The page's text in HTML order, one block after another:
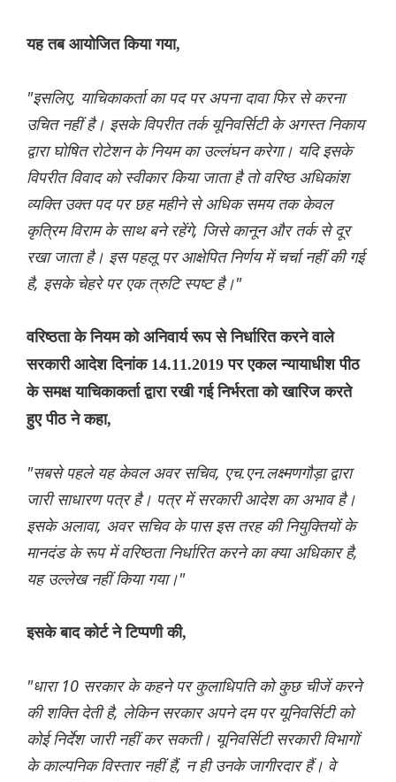
यह तब आयोजित किया गया,
"इसलिए, याचिकाकर्ता का पद पर अपना दावा फिर से करना
उचित नहीं है। इसके विपरीत तर्क यूनिवर्सिटी के अगस्त निकाय
द्वारा घोषित रोटेशन के नियम का उल्लंघन करेगा। यदि इसके
विपरीत विवाद को स्वीकार किया जाता है तो वरिष्ठ अधिकांश
व्यक्ति उक्त पद पर छह महीने से अधिक समय तक केवल
कृत्रिम विराम के साथ बने रहेंगे, जिसे कानून और तर्क से दूर
रखा जाता है। इस पहलू पर आक्षेपित निर्णय में चर्चा नहीं की गई
है, इसके चेहरे पर एक त्रुटि स्पष्ट है।"
वरिष्ठता के नियम को अनिवार्य रूप से निर्धारित करने वाले
सरकारी आदेश दिनांक 14.11.2019 पर एकल न्यायाधीश पीठ
के समक्ष याचिकाकर्ता द्वारा रखी गई निर्भरता को खारिज करते
हुए पीठ ने कहा,
"सबसे पहले यह केवल अवर सचिव, एच.एन.लक्ष्मणगौड़ा द्वारा
जारी साधारण पत्र है। पत्र में सरकारी आदेश का अभाव है।
इसके अलावा, अवर सचिव के पास इस तरह की नियुक्तियों के
मानदंड के रूप में वरिष्ठता निर्धारित करने का क्या अधिकार है,
यह उल्लेख नहीं किया गया।"
इसके बाद कोर्ट ने टिप्पणी की,
"धारा 10 सरकार के कहने पर कुलाधिपति को कुछ चीजें करने
की शक्ति देती है, लेकिन सरकार अपने दम पर यूनिवर्सिटी को
कोई निर्देश जारी नहीं कर सकती। यूनिवर्सिटी सरकारी विभागों
के काल्पनिक विस्तार नहीं हैं, न ही उनके जागीरदार हैं। वे